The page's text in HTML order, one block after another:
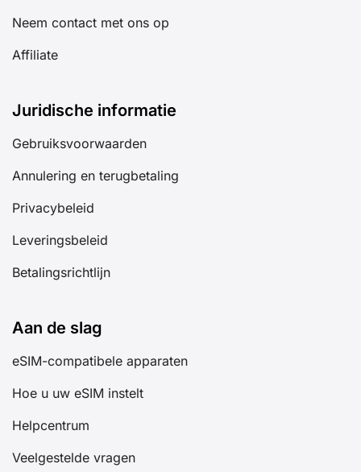
Neem contact met ons op
Affiliate
Juridische informatie
Gebruiksvoorwaarden
Annulering en terugbetaling
Privacybeleid
Leveringsbeleid
Betalingsrichtlijn
Aan de slag
eSIM-compatibele apparaten
Hoe u uw eSIM instelt
Helpcentrum
Veelgestelde vragen